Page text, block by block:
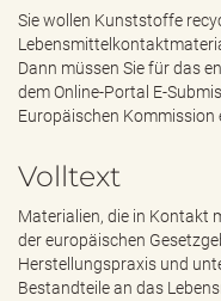
Sie wollen Kunststoffe
Dann müssen Sie für das
dem Online-Portal E-
Europäischen Kommission
Volltext
Materialien, die in Kontakt
der europäischen
Herstellungspraxis und
Bestandteile an das